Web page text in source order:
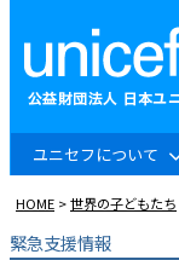
ユニセフについて
HOME >世界の子どもたち
緊急支援情報